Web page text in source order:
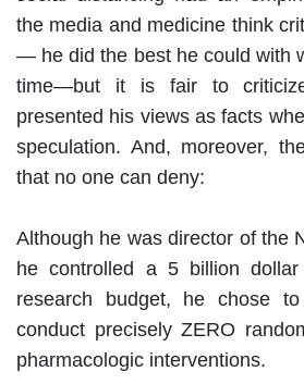
the media and medicine think
— he did the best he could with
time—but it is fair to
presented his views as facts
speculation. And, moreover,
that no one can deny:
Although he was director of the
he controlled a 5 billion dollar
research budget, he chose
conduct precisely ZERO
pharmacologic interventions.